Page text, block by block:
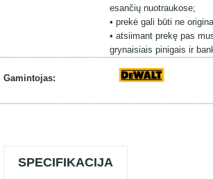
esančių nuotraukose;
• prekė gali būti ne
• atsiimant prekę pas
grynaisiais pinigais ir
Gamintojas:
SPECIFIKACIJA